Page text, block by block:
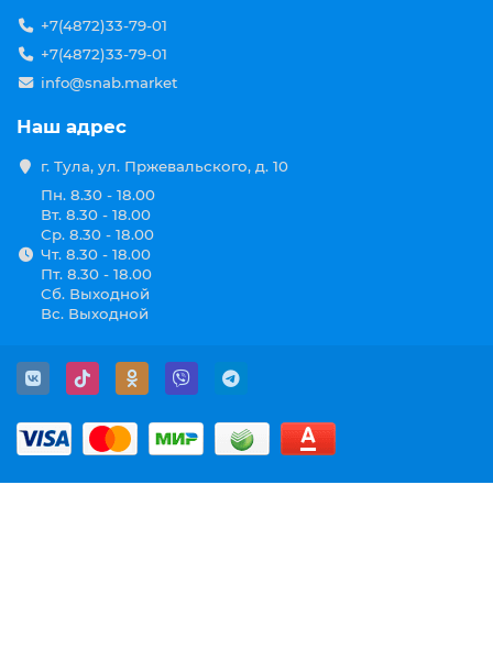
+7(4872)33-79-01
+7(4872)33-79-01
info@snab.market
Наш адрес
г. Тула, ул. Пржевальского, д. 10
Пн. 8.30 - 18.00
Вт. 8.30 - 18.00
Ср. 8.30 - 18.00
Чт. 8.30 - 18.00
Пт. 8.30 - 18.00
Сб. Выходной
Вс. Выходной